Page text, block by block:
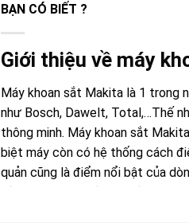
BẠN CÓ BIẾT ?
Giới thiệu về máy
Máy khoan sắt Makita là 1 trong
như Bosch, Dawelt, Total,…Thế
thông minh. Máy khoan sắt
biệt máy còn có hệ thống cách
quản cũng là điểm nổi bật của